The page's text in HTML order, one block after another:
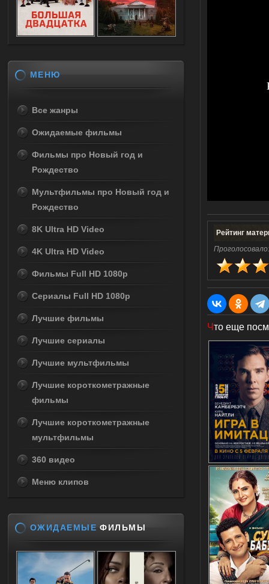
Рейтинг
Что еще
МЕНЮ
Все жанры
Ожидаемые фильмы
Фильмы про Новый год и
Рождество
Мультфильмы про Новый год и
Рождество
8K Ultra HD Video
4K Ultra HD Video
Фильмы Full HD 1080p
Сериалы Full HD 1080p
Лучшие фильмы
Лучшие сериалы
Лучшие мультфильмы
Лучшие короткометражные
фильмы
Лучшие короткометражные
мультфильмы
360 видео
Меню клипов
ОЖИДАЕМЫЕ ФИЛЬМЫ